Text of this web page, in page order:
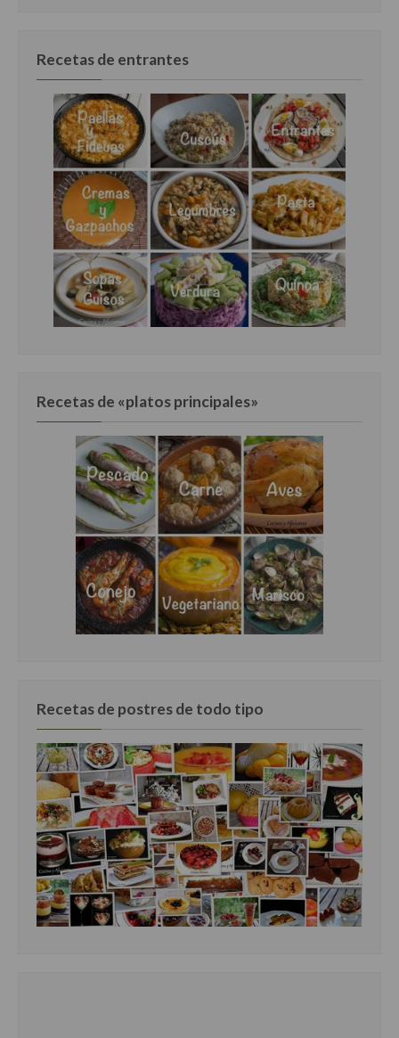
Cocina Polaca
Cocina portuguesa
Cocina Rusa
Cocina Sueca
Cocina Suiza
Cocina Turca
Recetas de entrantes
Recetas de «platos principales»
Recetas de postres de todo tipo